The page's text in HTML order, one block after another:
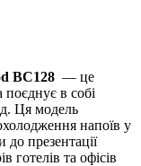
BC128 — це
в собі
Ця модель
напоїв у
презентації
готелів та офісів